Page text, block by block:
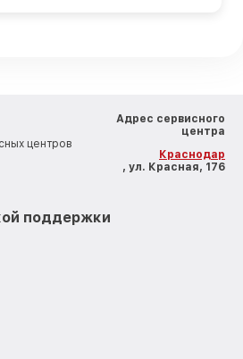
центров
Адрес сервисного
центра
Краснодар
, ул. Красная, 176
поддержки